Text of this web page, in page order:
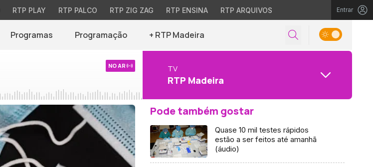
RTP PLAY RTP PALCO RTP ZIG ZAG RTP ENSINA RTP ARQUIVOS Entrar
Programas Programação + RTP Madeira
NO AR TV
RTP Madeira
Pode também gostar
Quase 10 mil testes rápidos
estão a ser feitos até amanhã
(áudio)